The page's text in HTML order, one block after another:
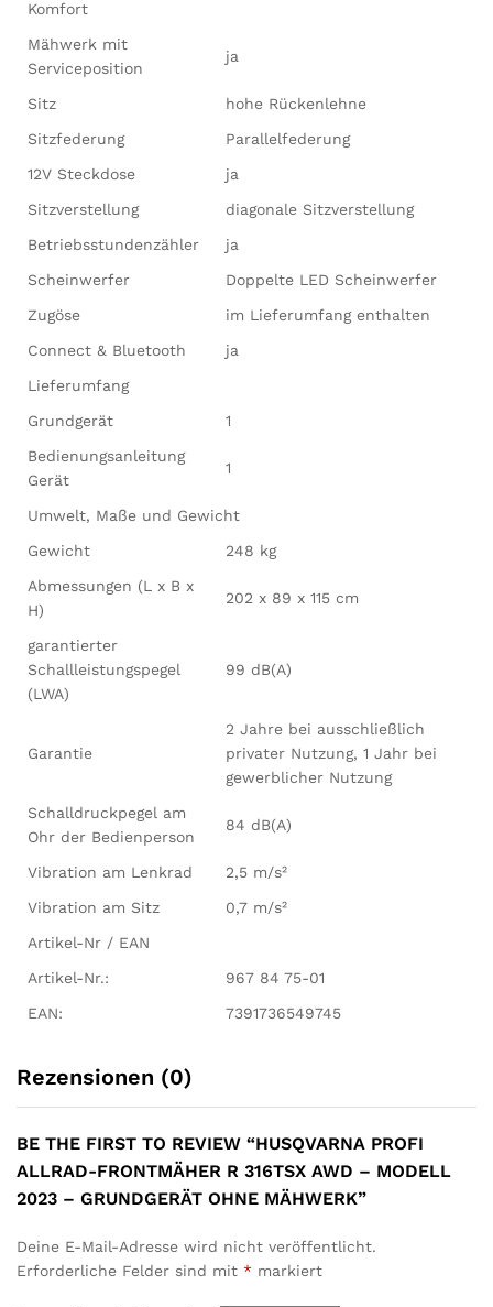
Komfort
Mähwerk mit
Serviceposition
ja
Sitz
hohe Rückenlehne
Sitzfederung
Parallelfederung
12V Steckdose
ja
Sitzverstellung
diagonale Sitzverstellung
Betriebsstundenzähler
ja
Scheinwerfer
Doppelte LED Scheinwerfer
Zugöse
im Lieferumfang enthalten
Connect & Bluetooth
ja
Lieferumfang
Grundgerät
1
Bedienungsanleitung
Gerät
1
Umwelt, Maße und Gewicht
Gewicht
248 kg
Abmessungen (L x B x
H)
202 x 89 x 115 cm
garantierter
Schallleistungspegel
(LWA)
99 dB(A)
Garantie
2 Jahre bei ausschließlich
privater Nutzung, 1 Jahr bei
gewerblicher Nutzung
Schalldruckpegel am
Ohr der Bedienperson
84 dB(A)
Vibration am Lenkrad
2,5 m/s²
Vibration am Sitz
0,7 m/s²
Artikel-Nr / EAN
Artikel-Nr.:
967 84 75-01
EAN:
7391736549745
Rezensionen (0)
BE THE FIRST TO REVIEW “HUSQVARNA PROFI
ALLRAD-FRONTMÄHER R 316TSX AWD – MODELL
2023 – GRUNDGERÄT OHNE MÄHWERK”
Deine E-Mail-Adresse wird nicht veröffentlicht.
Erforderliche Felder sind mit * markiert